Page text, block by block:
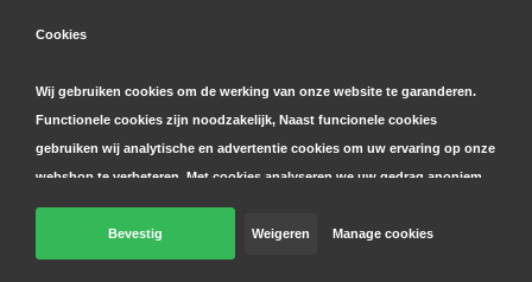
© Copyright 2026 Parts4GSM - Design byWebdinge.nl
Cookies
Wij gebruiken cookies om de werking van onze website te garanderen.
Functionele cookies zijn noodzakelijk, Naast funcionele cookies
gebruiken wij analytische en advertentie cookies om uw ervaring op onze
webshop te verbeteren. Met cookies analyseren we uw gedrag anoniem,
zowel binnen als buiten onze website, om onze diensten te
personaliseren en advertenties te tonen. Lees hier meer over in onze
cookie- en privacyverklaring. Klik op 'bevestigen' om akkoord te gaan
Bevestig Weigeren Manage cookies